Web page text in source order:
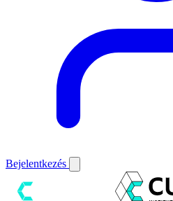
Bejelentkezés